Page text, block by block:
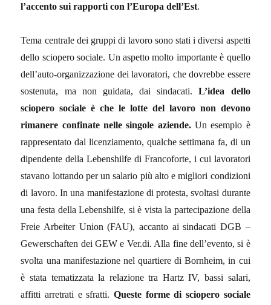
l’accento sui rapporti con l’Europa dell’Est.
Tema centrale dei gruppi di lavoro sono stati i diversi aspetti
dello sciopero sociale. Un aspetto molto importante è quello
dell’auto-organizzazione dei lavoratori, che dovrebbe essere
sostenuta, ma non guidata, dai sindacati.L’idea dello
sciopero sociale è che le lotte del lavoro non devono
rimanere confinate nelle singole aziende. Un esempio è
rappresentato dal licenziamento, qualche settimana fa, di un
dipendente della Lebenshilfe di Francoforte, i cui lavoratori
stavano lottando per un salario più alto e migliori condizioni
di lavoro. In una manifestazione di protesta, svoltasi durante
una festa della Lebenshilfe, si è vista la partecipazione della
Freie Arbeiter Union (FAU), accanto ai sindacati DGB –
Gewerschaften dei GEW e Ver.di. Alla fine dell’evento, si è
svolta una manifestazione nel quartiere di Bornheim, in cui
è stata tematizzata la relazione tra Hartz IV, bassi salari,
affitti arretrati e sfratti. Queste forme di sciopero sociale